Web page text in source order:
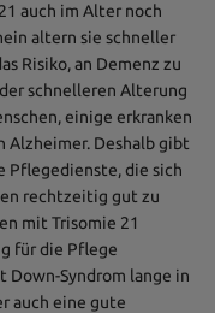
auch im Alter noch
altern sie schneller
Risiko, an Demenz zu
schnelleren Alterung
einige erkranken
Alzheimer. Deshalb gibt
Pflegedienste, die sich
rechtzeitig gut zu
mit Trisomie 21
für die Pflege
Down-Syndrom lange in
auch eine gute